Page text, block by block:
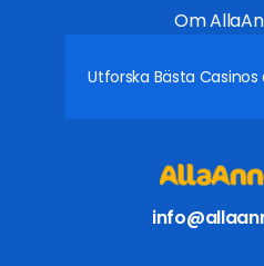
Om
Utforska Bästa